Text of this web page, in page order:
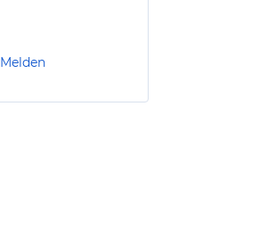
Melden